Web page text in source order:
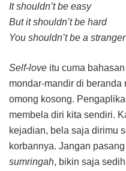
It shouldn’t be easy
But it shouldn’t be hard
You shouldn’t be a
Self-love itu cuma
mondar-mandir di
omong kosong.
membela diri kita sendiri.
kejadian, bela saja dirimu
korbannya. Jangan
sumringah, bikin saja